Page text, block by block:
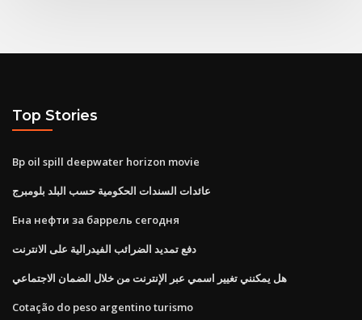
Top Stories
Bp oil spill deepwater horizon movie
عائدات السندات الحكومية حسب البلد بلومبرج
Ена нефти за баррель сегодня
دفع تمديد الضرائب الفيدرالية على الانترنت
هل يمكنني تغيير اسمي عبر الإنترنت من خلال الضمان الاجتماعي
Cotação do peso argentino turismo